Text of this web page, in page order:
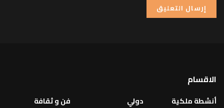
الاقسام
أنشطة ملكية
دولي
فن و ثقافة